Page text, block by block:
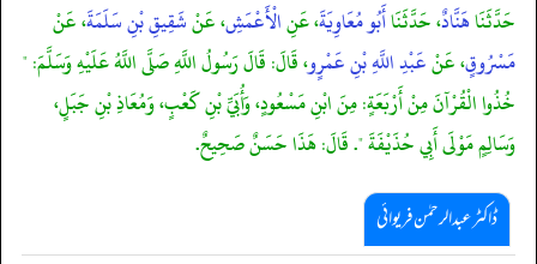
حَدَّثَنَاهَنَّادٌ، حَدَّثَنَاأَبُو مُعَاوِيَةَ، عَنِالْأَعْمَشِ، عَنْشَقِيقِ بْنِ سَلَمَةَ، عَنْ
مَسْرُوقٍ، عَنْعَبْدِ اللَّهِ بْنِ عَمْرٍو، قَالَ: قَالَ رَسُولُ اللَّهِ صَلَّى اللَّهُ عَلَيْهِ وَسَلَّمَ: "
خُذُوا الْقُرْآنَ مِنْ أَرْبَعَةٍ: مِنَ ابْنِ مَسْعُودٍ، وَأُبَيِّ بْنِ كَعْبٍ، وَمُعَاذِ بْنِ جَبَلٍ،
وَسَالِمٍ مَوْلَى أَبِي حُذَيْفَةَ ". قَالَ: هَذَا حَسَنٌ صَحِيحٌ.
ڈاکٹر عبدالرحمٰن فریوائی